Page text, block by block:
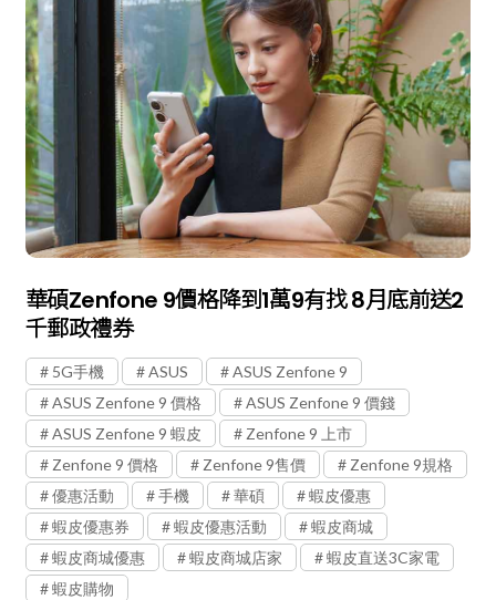
華碩Zenfone 9價格降到1萬9有找 8月底前送2
千郵政禮券
5G手機 ASUS
ASUS Zenfone 9
ASUS Zenfone 9 價格
ASUS Zenfone 9 價錢
ASUS Zenfone 9 蝦皮
Zenfone 9 上市
Zenfone 9 價格
Zenfone 9售價
Zenfone 9規格
優惠活動
手機 華碩
蝦皮優惠
蝦皮優惠券
蝦皮優惠活動
蝦皮商城
蝦皮商城優惠
蝦皮商城店家
蝦皮直送3C家電
蝦皮購物